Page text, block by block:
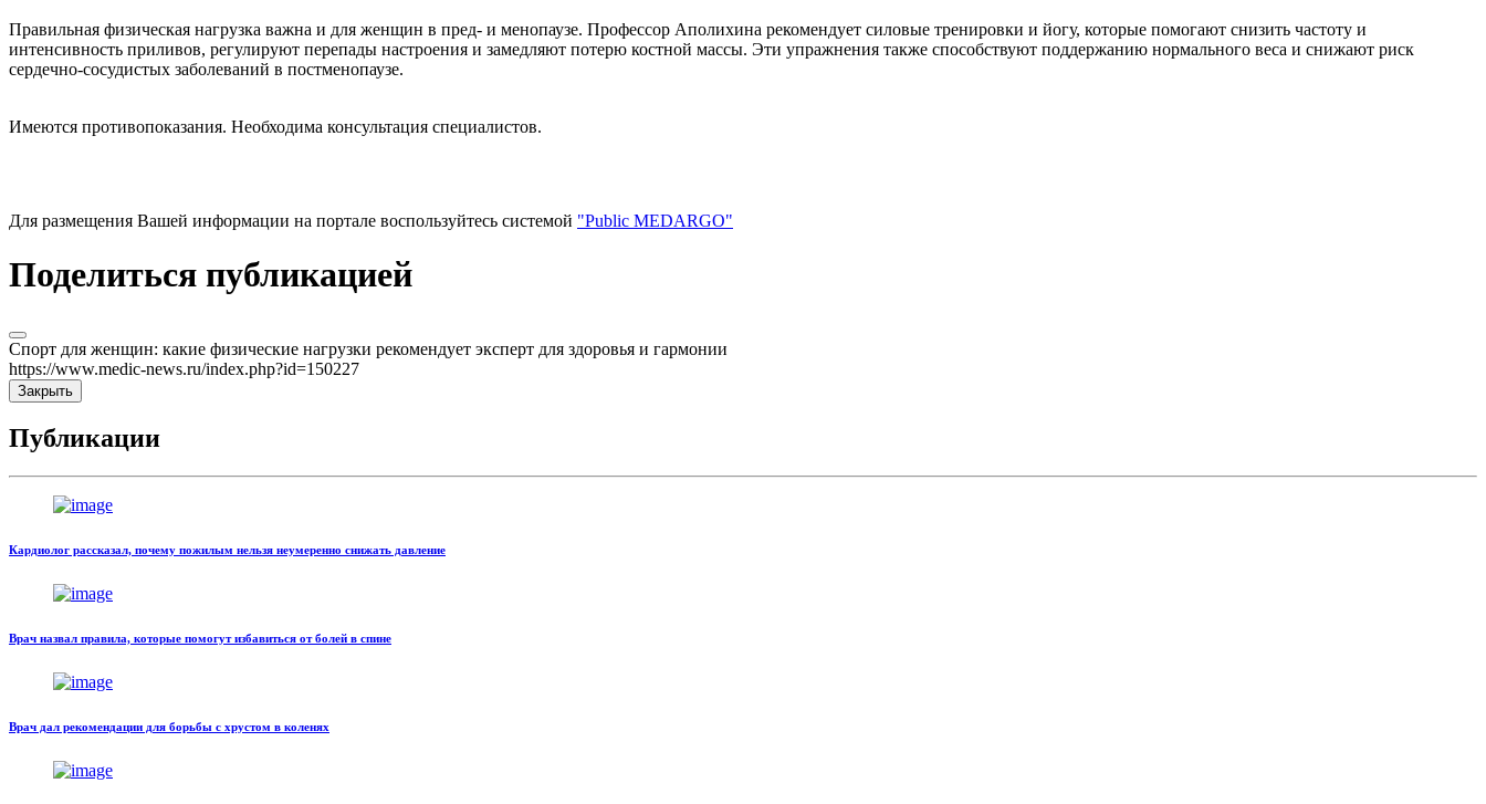
Правильная физическая нагрузка важна и для женщин в пред- и менопаузе. Профессор Аполихина рекомендует силовые тренировки и йогу, которые помогают снизить частоту и
интенсивность приливов, регулируют перепады настроения и замедляют потерю костной массы. Эти упражнения также способствуют поддержанию нормального веса и снижают риск
сердечно-сосудистых заболеваний в постменопаузе.
Имеются противопоказания. Необходима консультация специалистов.
Для размещения Вашей информации на портале воспользуйтесь системой "Public MEDARGO"
Поделиться публикацией
Спорт для женщин: какие физические нагрузки рекомендует эксперт для здоровья и гармонии
https://www.medic-news.ru/index.php?id=150227
Закрыть
Публикации
Кардиолог рассказал, почему пожилым нельзя неумеренно снижать давление
Врач назвал правила, которые помогут избавиться от болей в спине
Врач дал рекомендации для борьбы с хрустом в коленях